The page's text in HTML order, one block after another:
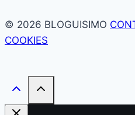
© 2026 BLOGUISIMO
COOKIES